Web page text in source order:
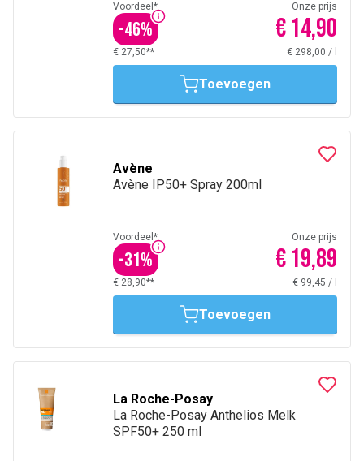
Voordeel*
-46%
Onze prijs
€ 14,90
€ 27,50** € 298,00 /
Toevoegen
Avène
Avène IP50+ Spray 200ml
Voordeel*
-31%
Onze prijs
€ 19,89
€ 28,90** € 99,45 /
Toevoegen
La Roche-Posay
La Roche-Posay Anthelios Melk
SPF50+ 250 ml